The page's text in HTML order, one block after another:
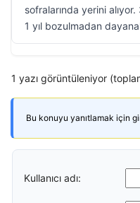
sofralarında yerini
1 yıl bozulmadan
1 yazı görüntüleniyor
Bu konuyu yanıtlamak için
Kullanıcı adı: